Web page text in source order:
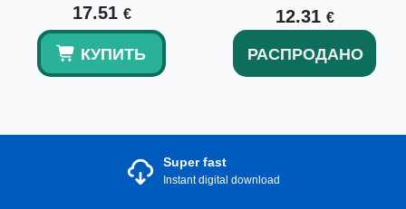
17.51 €
КУПИТЬ
12.31 €
РАСПРОДАНО
Super fast
Instant digital download